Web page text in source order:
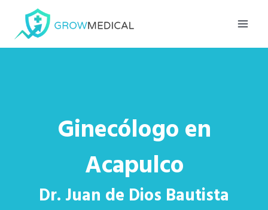
contenido
Ginecólogo en
Acapulco
Dr. Juan de Dios Bautista